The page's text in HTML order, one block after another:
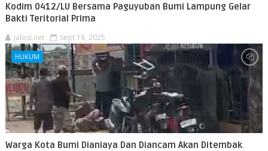
Kodim 0412/LU Bersama Paguyuban Bumi Lampung Gelar
Bakti Teritorial Prima
jalosi.net Sept 18, 2025
HUKUM
Warga Kota Bumi Dianiaya Dan Diancam Akan Ditembak